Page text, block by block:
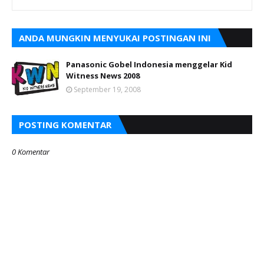
ANDA MUNGKIN MENYUKAI POSTINGAN INI
Panasonic Gobel Indonesia menggelar Kid
Witness News 2008
September 19, 2008
POSTING KOMENTAR
0 Komentar